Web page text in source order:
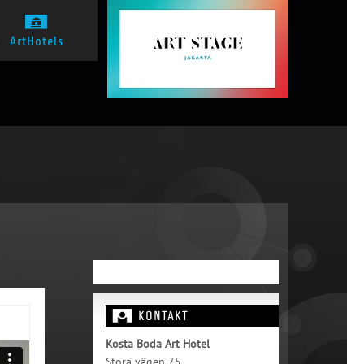
ArtHotels
KONTAKT
Kosta Boda Art Hotel